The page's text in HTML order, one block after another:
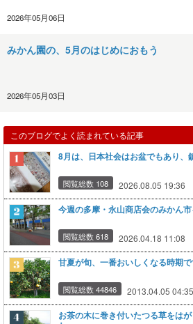
2026年05月06日
みかん園の、5月のはじめにおもう
2026年05月03日
このブログでよく読まれている記事
8月は、日本社会はお盆でもあり、
閲覧総数 108 2026.08.05 19:36
今週の多摩・永山商店会のみかん
閲覧総数 618 2026.04.18 11:08
甘夏が旬、一番おいしくなる時期
閲覧総数 44846 2013.04.05 04:35
お茶の木に巻き付いたつる草をは